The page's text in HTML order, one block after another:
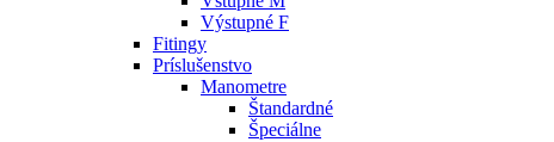
Výstupné F
Fitingy
Príslušenstvo
Manometre
Štandardné
Špeciálne